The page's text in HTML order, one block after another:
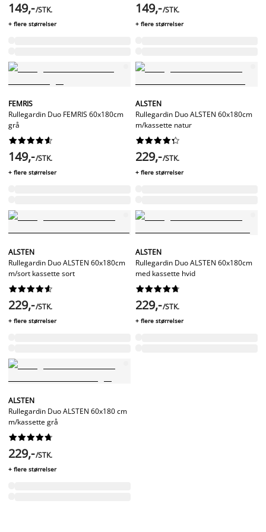
149,-/STK.
+ flere størrelser
149,-/STK.
+ flere størrelser
FEMRIS
Rullegardin Duo FEMRIS 60x180cm
grå






149,-/STK.
+ flere størrelser
ALSTEN
Rullegardin Duo ALSTEN 60x180cm
m/kassette natur






229,-/STK.
+ flere størrelser
ALSTEN
Rullegardin Duo ALSTEN 60x180cm
m/sort kassette sort






229,-/STK.
+ flere størrelser
ALSTEN
Rullegardin Duo ALSTEN 60x180cm
med kassette hvid






229,-/STK.
+ flere størrelser
ALSTEN
Rullegardin Duo ALSTEN 60x180 cm
m/kassette grå






229,-/STK.
+ flere størrelser